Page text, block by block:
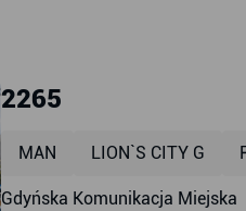
2265
MAN LION`S CITY G
Gdyńska Komunikacja Miejska